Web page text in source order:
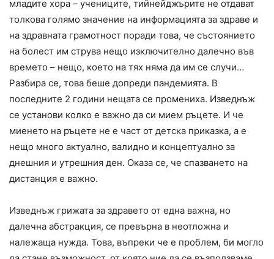
младите хора – учениците, тийнейджърите не отдават
толкова голямо значение на информацията за здраве и
на здравната грамотност поради това, че състоянието
на болест им струва нещо изключително далечно във
времето – нещо, което на тях няма да им се случи…
Разбира се, това беше допреди пандемията. В
последните 2 години нещата се промениха. Изведнъж
се установи колко е важно да си мием ръцете. И че
миенето на ръцете не е част от детска приказка, а е
нещо много актуално, валидно и концептуално за
днешния и утрешния ден. Оказа се, че спазването на
дистанция е важно.
Изведнъж грижата за здравето от една важна, но
далечна абстракция, се превърна в неотложна и
належаща нужда. Това, въпреки че е проблем, би могло